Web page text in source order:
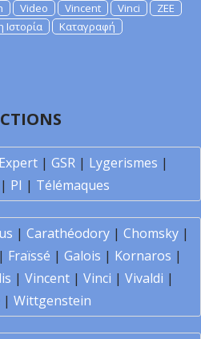
Video Vincent Vinci
ZEE
Καταγραφή
Expert| GSR| Lygerismes |
| PI | Télémaques
| Carathéodory| Chomsky|
| Fraïssé | Galois | Kornaros |
| Vincent | Vinci | Vivaldi |
| Wittgenstein